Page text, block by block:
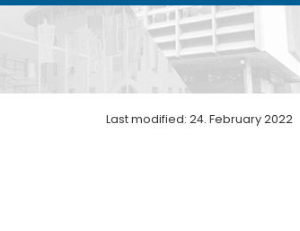
Last modified: 24. February 2022